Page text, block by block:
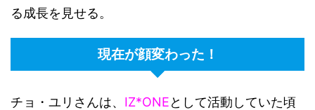
る成長を見せる。
現在が顔変わった！
チョ・ユリさんは、 IZ*ONEとして活動していた頃